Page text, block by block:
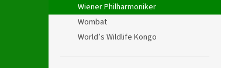
Wiener Philharmoniker
Wombat
World’s Wildlife Kongo